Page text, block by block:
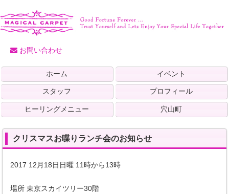
お問い合わせ
ホーム イベント
スタッフ プロフィール
ヒーリングメニュー 穴山町
クリスマスお喋りランチ会のお知らせ
2017 12月18日日曜 11時から13時
場所 東京スカイツリー30階